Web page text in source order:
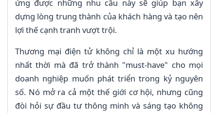
ứng được những nhu cầu này sẽ giúp bạn xây
dựng lòng trung thành của khách hàng và tạo nên
lợi thế cạnh tranh vượt trội.
Thương mại điện tử không chỉ là một xu hướng
nhất thời mà đã trở thành "must-have" cho mọi
doanh nghiệp muốn phát triển trong kỷ nguyên
số. Nó mở ra cả một thế giới cơ hội, nhưng cũng
đòi hỏi sự đầu tư thông minh và sáng tạo không